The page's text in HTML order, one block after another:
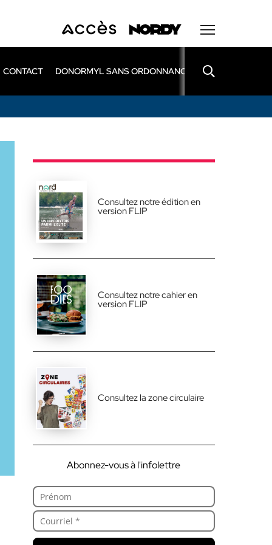
CONTACT DONORMYL SANS ORDONNANCE LEXOMIL SANS
Consultez notre édition en
version FLIP
Consultez notre cahier en
version FLIP
Consultez la zone circulaire
Abonnez-vous à l'infolettre